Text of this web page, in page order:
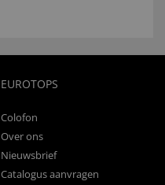
EUROTOPS
Colofon
Over ons
Nieuwsbrief
Catalogus aanvragen